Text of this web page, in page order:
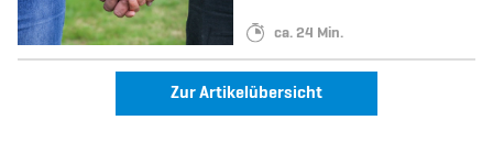
Lesedauer:
ca. 24 Min.
Zur Artikelübersicht